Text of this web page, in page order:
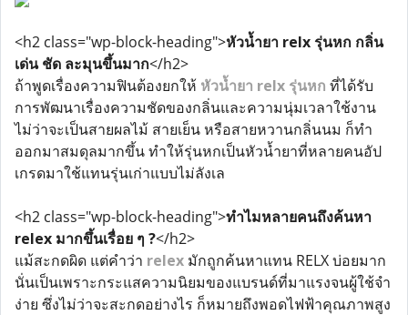
<h2 class="wp-block-heading">หัวน้ำยา relx รุ่นหก กลิ่น
เด่น ชัด ละมุนขึ้นมาก</h2>
ถ้าพูดเรื่องความฟินต้องยกให้ หัวน้ำยา relx รุ่นหก ที่ได้รับ
การพัฒนาเรื่องความชัดของกลิ่นและความนุ่มเวลาใช้งาน
ไม่ว่าจะเป็นสายผลไม้ สายเย็น หรือสายหวานกลิ่นนม ก็ทำ
ออกมาสมดุลมากขึ้น ทำให้รุ่นหกเป็นหัวน้ำยาที่หลายคนอัป
เกรดมาใช้แทนรุ่นเก่าแบบไม่ลังเล
<h2 class="wp-block-heading">ทำไมหลายคนถึงค้นหา
relex มากขึ้นเรื่อย ๆ ?</h2>
แม้สะกดผิด แต่คำว่า relex มักถูกค้นหาแทน RELX บ่อยมาก
นั่นเป็นเพราะกระแสความนิยมของแบรนด์ที่มาแรงจนผู้ใช้จำ
ง่าย ซึ่งไม่ว่าจะสะกดอย่างไร ก็หมายถึงพอดไฟฟ้าคุณภาพสูง